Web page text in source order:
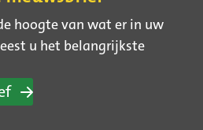
hoogte van wat er in uw
u het belangrijkste